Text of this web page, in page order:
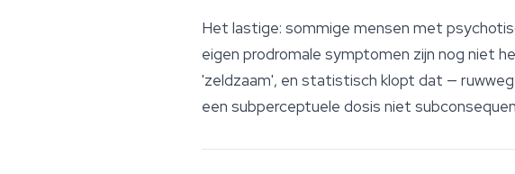
Het lastige: sommige mensen met
eigen prodromale symptomen zijn nog niet
'zeldzaam', en statistisch klopt dat — ruwweg
een subperceptuele dosis niet